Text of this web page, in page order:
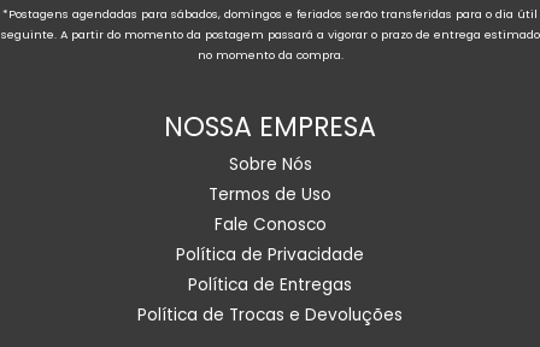
*Postagens agendadas para sábados, domingos e feriados serão transferidas para o dia útil
seguinte. A partir do momento da postagem passará a vigorar o prazo de entrega estimado
no momento da compra.
NOSSA EMPRESA
Sobre Nós
Termos de Uso
Fale Conosco
Política de Privacidade
Política de Entregas
Política de Trocas e Devoluções